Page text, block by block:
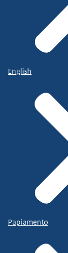
English
Papiamento